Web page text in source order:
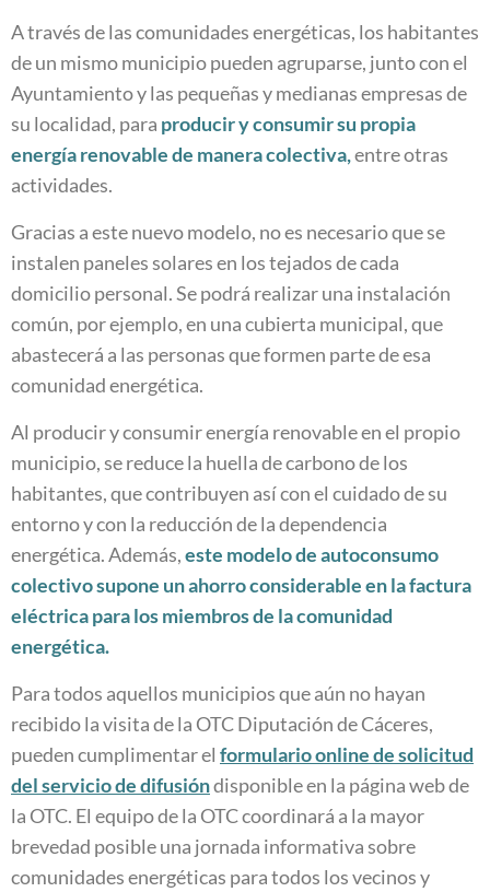
A través de las comunidades energéticas, los habitantes
de un mismo municipio pueden agruparse, junto con el
Ayuntamiento y las pequeñas y medianas empresas de
su localidad, para producir y consumir su propia
energía renovable de manera colectiva,entre otras
actividades.
Gracias a este nuevo modelo, no es necesario que se
instalen paneles solares en los tejados de cada
domicilio personal. Se podrá realizar una instalación
común, por ejemplo, en una cubierta municipal, que
abastecerá a las personas que formen parte de esa
comunidad energética.
Al producir y consumir energía renovable en el propio
municipio, se reduce la huella de carbono de los
habitantes, que contribuyen así con el cuidado de su
entorno y con la reducción de la dependencia
energética. Además,este modelo de autoconsumo
colectivo supone un ahorro considerable en la factura
eléctrica para los miembros de la comunidad
energética.
Para todos aquellos municipios que aún no hayan
recibido la visita de la OTC Diputación de Cáceres,
pueden cumplimentar el formulario online de solicitud
del servicio de difusióndisponible en la página web de
la OTC. El equipo de la OTC coordinará a la mayor
brevedad posible una jornada informativa sobre
comunidades energéticas para todos los vecinos y